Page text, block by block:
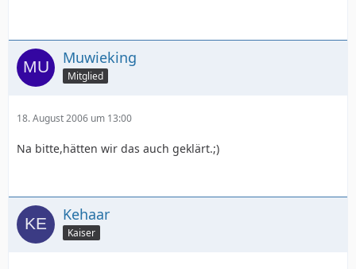
Muwieking
Mitglied
18. August 2006 um 13:00
Na bitte,hätten wir das auch geklärt.;)
Kehaar
Kaiser